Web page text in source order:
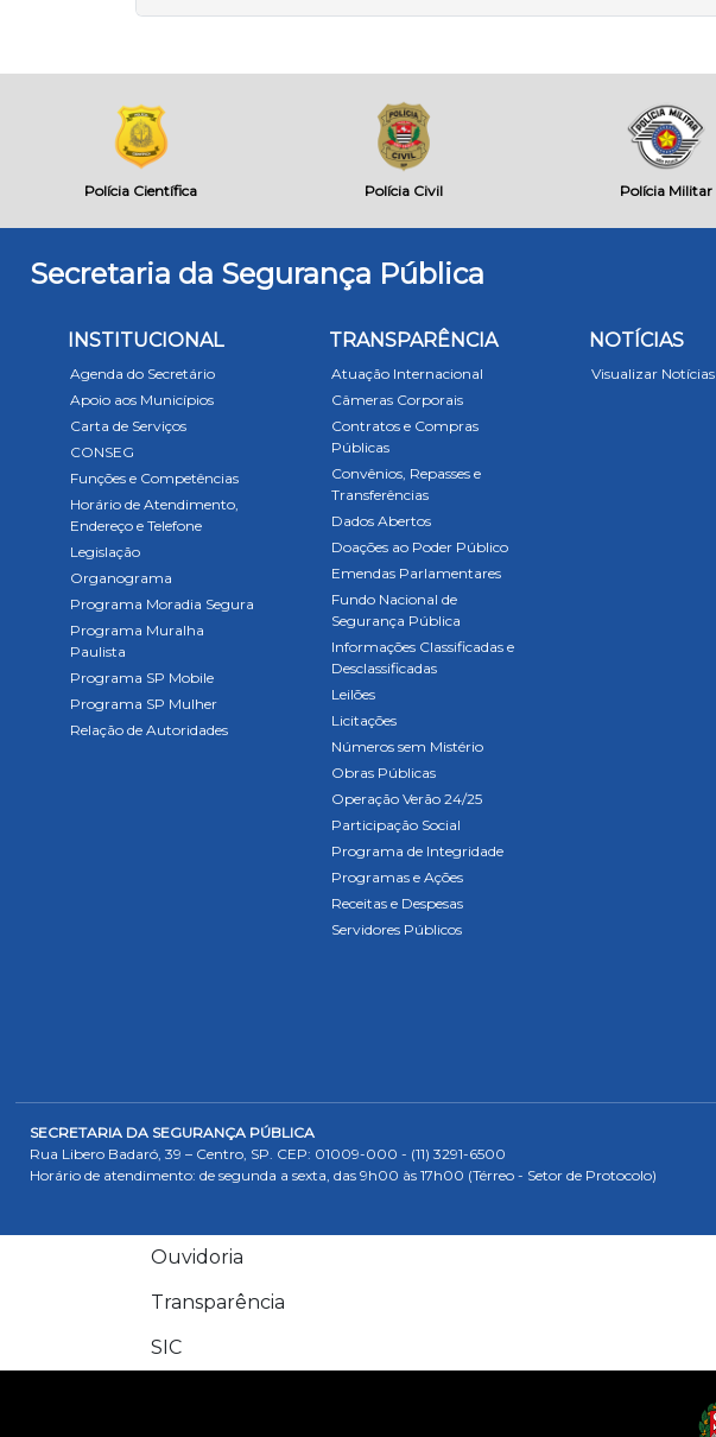
Polícia Científica Polícia Civil Polícia Militar
Secretaria da Segurança Pública
INSTITUCIONAL
Agenda do Secretário
Apoio aos Municípios
Carta de Serviços
CONSEG
Funções e Competências
Horário de Atendimento,
Endereço e Telefone
Legislação
Organograma
Programa Moradia Segura
Programa Muralha
Paulista
Programa SP Mobile
Programa SP Mulher
Relação de Autoridades
TRANSPARÊNCIA
Atuação Internacional
Câmeras Corporais
Contratos e Compras
Públicas
Convênios, Repasses e
Transferências
Dados Abertos
Doações ao Poder Público
Emendas Parlamentares
Fundo Nacional de
Segurança Pública
Informações Classificadas e
Desclassificadas
Leilões
Licitações
Números sem Mistério
Obras Públicas
Operação Verão 24/25
Participação Social
Programa de Integridade
Programas e Ações
Receitas e Despesas
Servidores Públicos
NOTÍCIAS
Visualizar Notícias
SECRETARIA DA SEGURANÇA PÚBLICA
Rua Libero Badaró, 39 – Centro, SP. CEP: 01009-000 - (11) 3291-6500
Horário de atendimento: de segunda a sexta, das 9h00 às 17h00 (Térreo - Setor de Protocolo)
Ouvidoria
Transparência
SIC